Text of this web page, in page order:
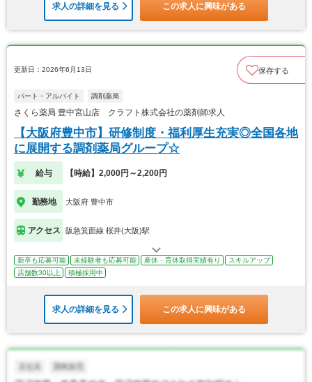
求人の詳細を見る この求人に興味がある
更新日：2026年6月13日 保存する
パート・アルバイト 調剤薬局
さくら薬局 豊中宮山店 クラフト株式会社の薬剤師求人
【大阪府豊中市】研修制度・福利厚生充実◎全国各地
に展開する調剤薬局グループ☆
給与 【時給】2,000円～2,200円
勤務地 大阪府 豊中市
アクセス 阪急箕面線 桜井(大阪)駅
新卒も応募可能 未経験者も応募可能 産休・育休取得実績有り
スキルアップ
店舗数30以上
積極採用中
求人の詳細を見る この求人に興味がある